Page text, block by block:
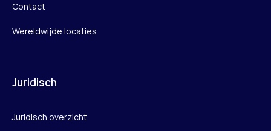
Contact
Wereldwijde locaties
Juridisch
Juridisch overzicht